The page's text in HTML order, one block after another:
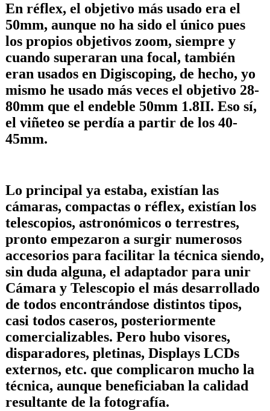
En réflex, el objetivo más usado era el
50mm, aunque no ha sido el único pues
los propios objetivos zoom, siempre y
cuando superaran una focal, también
eran usados en Digiscoping, de hecho, yo
mismo he usado más veces el objetivo 28-
80mm que el endeble 50mm 1.8II. Eso sí,
el viñeteo se perdía a partir de los 40-
45mm.
Lo principal ya estaba, existían las
cámaras, compactas o réflex, existían los
telescopios, astronómicos o terrestres,
pronto empezaron a surgir numerosos
accesorios para facilitar la técnica siendo,
sin duda alguna, el adaptador para unir
Cámara y Telescopio el más desarrollado
de todos encontrándose distintos tipos,
casi todos caseros, posteriormente
comercializables. Pero hubo visores,
disparadores, pletinas, Displays LCDs
externos, etc. que complicaron mucho la
técnica, aunque beneficiaban la calidad
resultante de la fotografía.